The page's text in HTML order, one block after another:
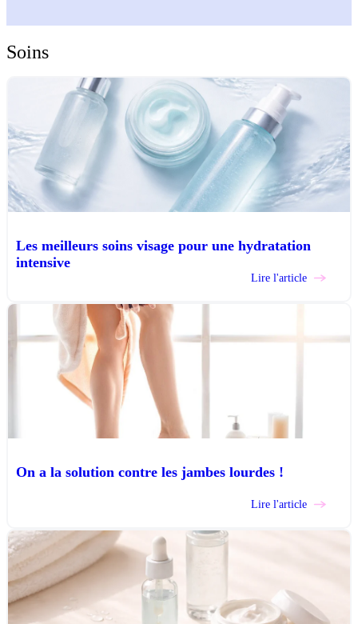
Soins
Les meilleurs soins visage pour une hydratation
intensive
Lire l'article
On a la solution contre les jambes lourdes !
Lire l'article